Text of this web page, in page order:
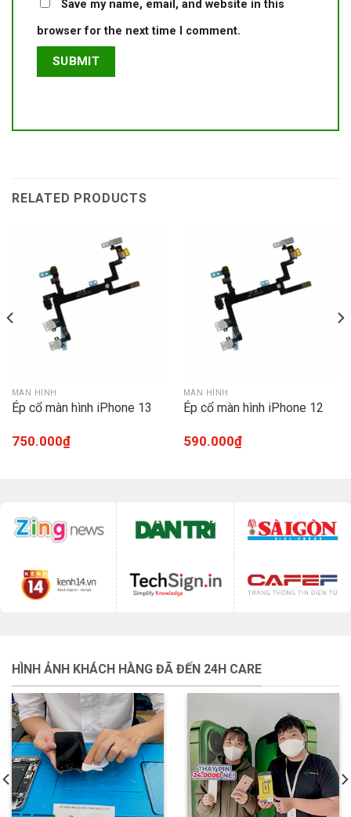
Save my name, email, and website in this
browser for the next time I comment.
RELATED PRODUCTS
MÀN HÌNH
Ép cổ màn hình iPhone 13
750.000₫
MÀN HÌNH
Ép cổ màn hình iPhone 12
590.000₫
HÌNH ẢNH KHÁCH HÀNG ĐÃ ĐẾN 24H CARE